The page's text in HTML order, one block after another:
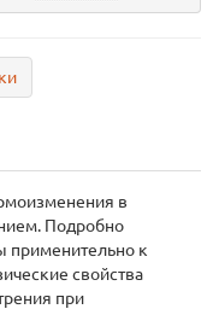
в
Подробно
к
свойства
при